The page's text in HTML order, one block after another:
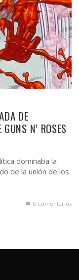
DE
N’ ROSES
dominaba la
de la unión de los
0 Comentarios